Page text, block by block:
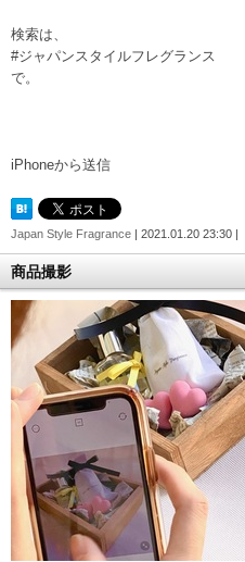
検索は、
#ジャパンスタイルフレグランス
で。
iPhoneから送信
Japan Style Fragrance | 2021.01.20 23:30 |
商品撮影